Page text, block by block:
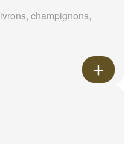
champignons,